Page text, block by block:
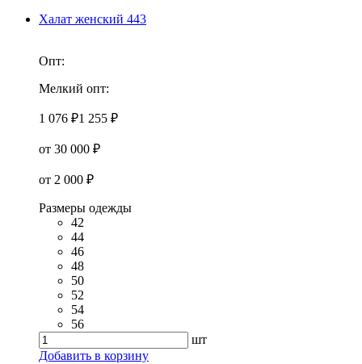
Халат женский 443
Опт:
Мелкий опт:
1 076 ₽1 255 ₽
от 30 000 ₽
от 2 000 ₽
Размеры одежды
42
44
46
48
50
52
54
56
шт
Добавить в корзину